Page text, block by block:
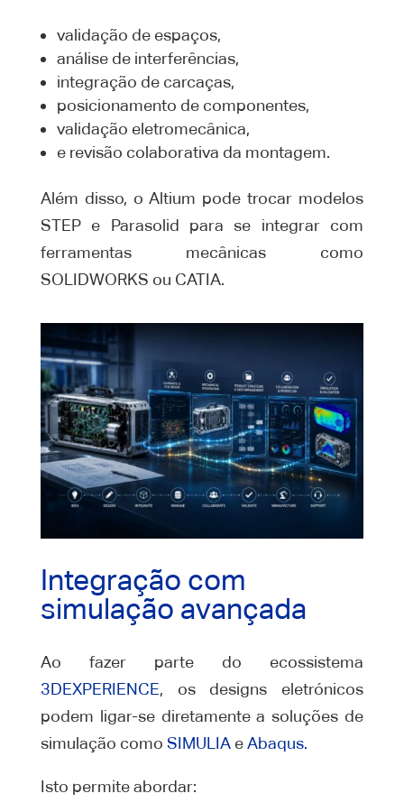
validação de espaços,
análise de interferências,
integração de carcaças,
posicionamento de componentes,
validação eletromecânica,
e revisão colaborativa da montagem.
Além disso, o Altium pode trocar modelos
STEP e Parasolid para se integrar com
ferramentas mecânicas como
SOLIDWORKS ou CATIA.
Integração com
simulação avançada
Ao fazer parte do ecossistema
3DEXPERIENCE, os designs eletrónicos
podem ligar-se diretamente a soluções de
simulação como SIMULIAeAbaqus.
Isto permite abordar: